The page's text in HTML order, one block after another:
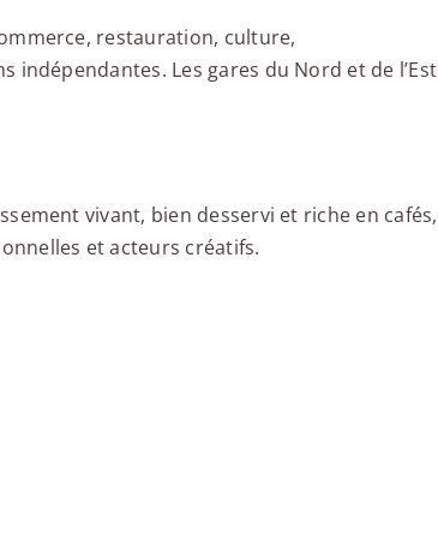
restauration, culture,
Les gares du Nord et de l’Est
vivant, bien desservi et riche en cafés,
et acteurs créatifs.